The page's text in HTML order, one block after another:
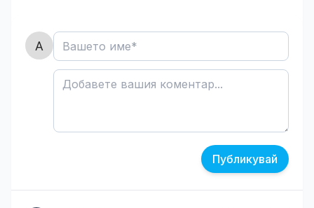
Публикувай